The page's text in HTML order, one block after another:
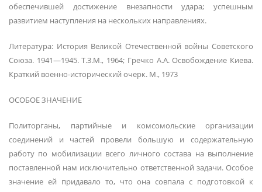
обеспечившей достижение внезапности удара; успешным
развитием наступления на нескольких направлениях.
Литература: История Великой Отечественной войны Советского
Союза. 1941—1945. Т.3.М., 1964; Гpeчко А.А. Освобождение Киева.
Краткий военно-исторический очерк. М., 1973
ОСОБОЕ ЗНАЧЕНИЕ
Политорганы, партийные и комсомольские организации
соединений и частей провели большую и содержательную
работу по мобилизации всего личного состава на выполнение
поставленной нам исключительно ответственной задачи. Особое
значение ей придавало то, что она совпала с подготовкой к